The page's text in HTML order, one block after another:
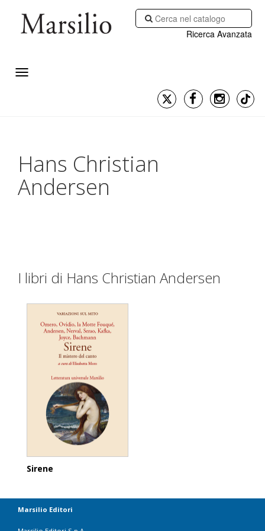
Ricerca Avanzata
Hans Christian
Andersen
I libri di Hans Christian Andersen
Sirene
Marsilio Editori